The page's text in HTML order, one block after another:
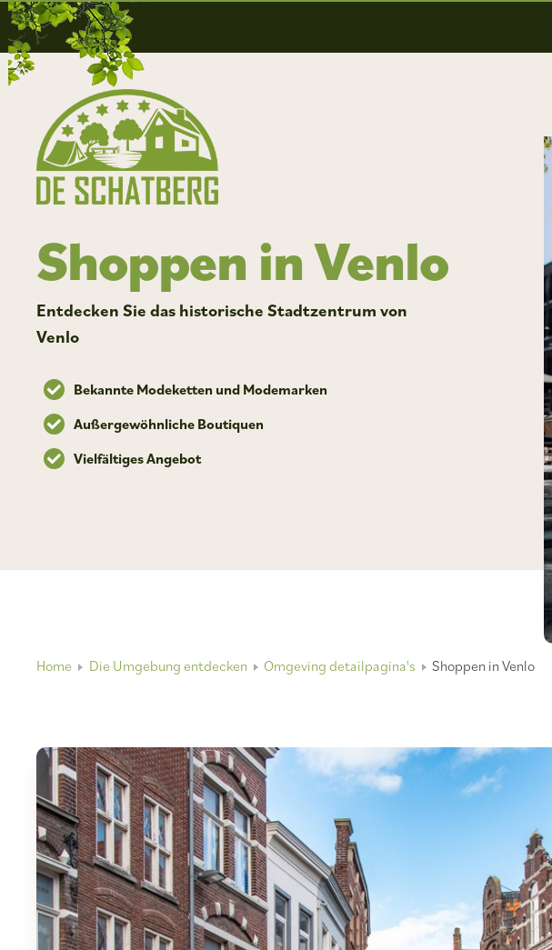
Shoppen in Venlo
Entdecken Sie das historische Stadtzentrum von
Venlo
Bekannte Modeketten und Modemarken
Außergewöhnliche Boutiquen
Vielfältiges Angebot
Home Die Umgebung entdecken Omgeving detailpagina's Shoppen in Venlo